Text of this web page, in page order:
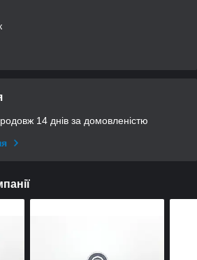
14 днів за домовленістю